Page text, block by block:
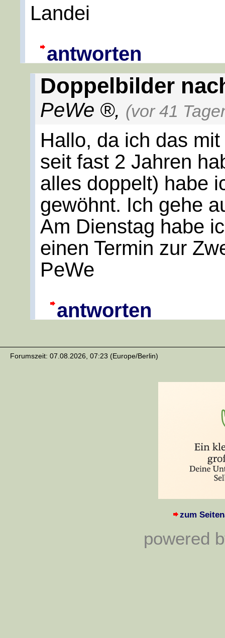
Landei
antworten
Doppelbilder
PeWe , (vor 41
Hallo, da ich das
seit fast 2 Jahren
alles doppelt) habe
gewöhnt. Ich gehe
Am Dienstag habe
einen Termin zur
PeWe
antworten
Forumszeit: 07.08.2026, 07:23 (Europe/Berlin)
zum
powered